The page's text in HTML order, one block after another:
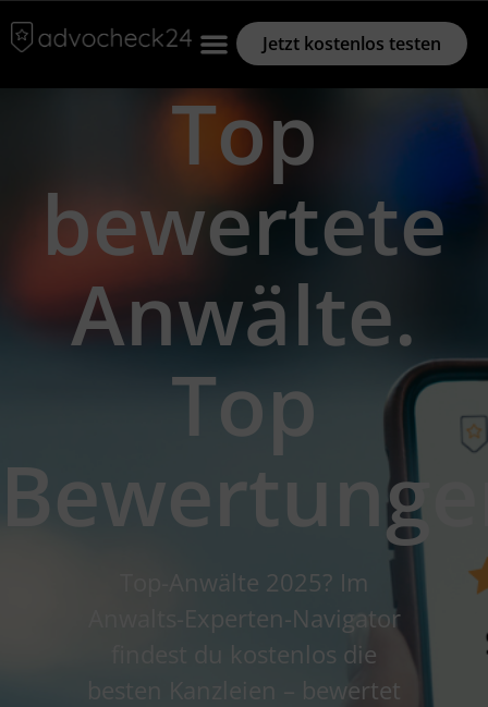
Jetzt kostenlos testen
Top
bewertete
Anwälte.
Top
Top-Anwälte 2025? Im
Anwalts-Experten-Navigator
findest du kostenlos die
besten Kanzleien – bewertet